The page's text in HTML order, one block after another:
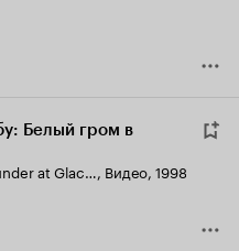
Белый гром в
Baywatch: White Thunder at Glacier Bay, Видео, 1998